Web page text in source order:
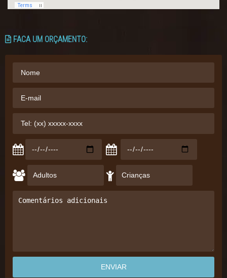
FACA UM ORÇAMENTO: